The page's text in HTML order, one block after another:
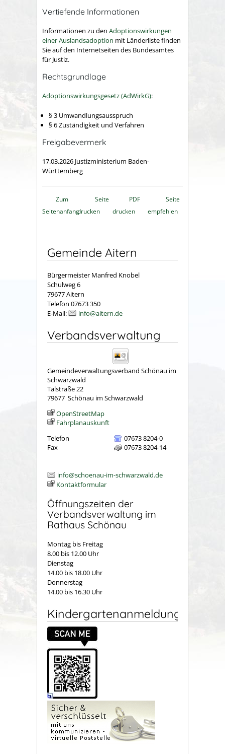
Vertiefende Informationen
Informationen zu den Adoptionswirkungen
einer Auslandsadoption mit Länderliste finden
Sie auf den Internetseiten des Bundesamtes
für Justiz.
Rechtsgrundlage
Adoptionswirkungsgesetz (AdWirkG):
§ 3 Umwandlungsausspruch
§ 6 Zuständigkeit und Verfahren
Freigabevermerk
17.03.2026 Justizministerium Baden-
Württemberg
Zum
Seitenanfang
Seite
drucken
PDF
drucken
Seite
empfehlen
Gemeinde Aitern
Bürgermeister Manfred Knobel
Schulweg 6
79677 Aitern
Telefon 07673 350
E-Mail:
info@aitern.de
Verbandsverwaltung
Gemeindeverwaltungsverband Schönau im
Schwarzwald
Talstraße 22
79677 Schönau im Schwarzwald
OpenStreetMap
Fahrplanauskunft
Telefon
07673 8204-0
Fax
07673 8204-14
info@schoenau-im-schwarzwald.de
Kontaktformular
Öffnungszeiten der
Verbandsverwaltung im
Rathaus Schönau
Montag bis Freitag
8.00 bis 12.00 Uhr
Dienstag
14.00 bis 18.00 Uhr
Donnerstag
14.00 bis 16.30 Uhr
Kindergartenanmeldung